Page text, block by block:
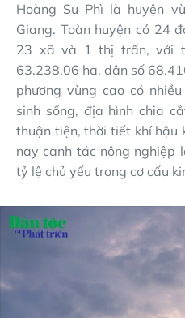
Hoàng Su Phì là huyện
Giang. Toàn huyện có 24
23 xã và 1 thị trấn, với
63.238,06 ha, dân số
phương vùng cao có
sinh sống, địa hình chia
thuận tiện, thời tiết khí hậu
nay canh tác nông nghiệp
tỷ lệ chủ yếu trong cơ cấu